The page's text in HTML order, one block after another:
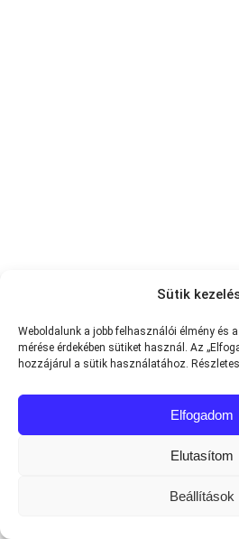
Sütik
Weboldalunk a jobb felhasználói élmény
mérése érdekében sütiket használ. Az
hozzájárul a sütik használatához.
Elfogadom
Elutasítom
Beállítások